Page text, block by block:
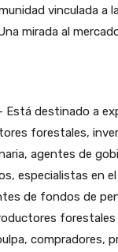
vinculada a
mirada al
Está destinado a
forestales,
agentes de
especialistas en
de fondos de
compradores,